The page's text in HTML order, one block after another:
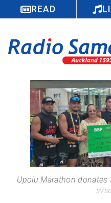
READ
Upolu Marathon donates